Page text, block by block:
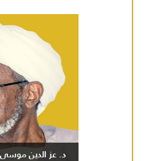
د. عز الدين موسى..